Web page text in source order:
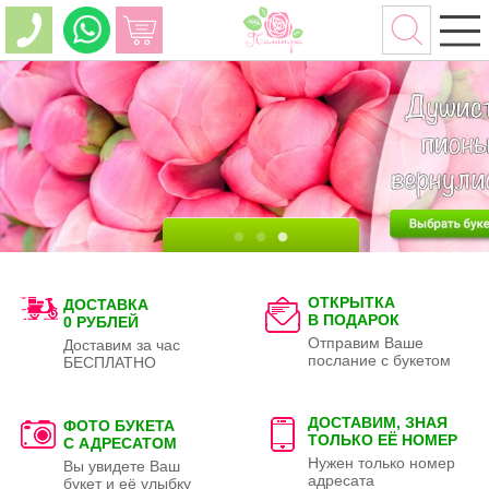
ДОСТАВКА
0 РУБЛЕЙ
Доставим за час
БЕСПЛАТНО
ОТКРЫТКА
В ПОДАРОК
Отправим Ваше
послание с букетом
ФОТО БУКЕТА
С АДРЕСАТОМ
Вы увидете Ваш
букет и её улыбку
ДОСТАВИМ, ЗНАЯ
ТОЛЬКО ЕЁ НОМЕР
Нужен только номер
адресата